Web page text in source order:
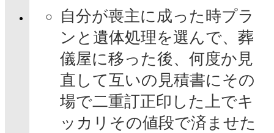
自分が喪主に成った時プラ
ンと遺体処理を選んで、葬
儀屋に移った後、何度か見
直して互いの見積書にその
場で二重訂正印した上でキ
ッカリその値段で済ませた